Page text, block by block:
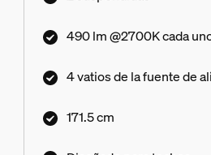
490 lm @2700K cada
4 vatios de la fuente de
171.5 cm